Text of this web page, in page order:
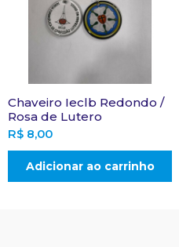
Chaveiro Ieclb Redondo /
Rosa de Lutero
R$ 8,00
Adicionar ao carrinho